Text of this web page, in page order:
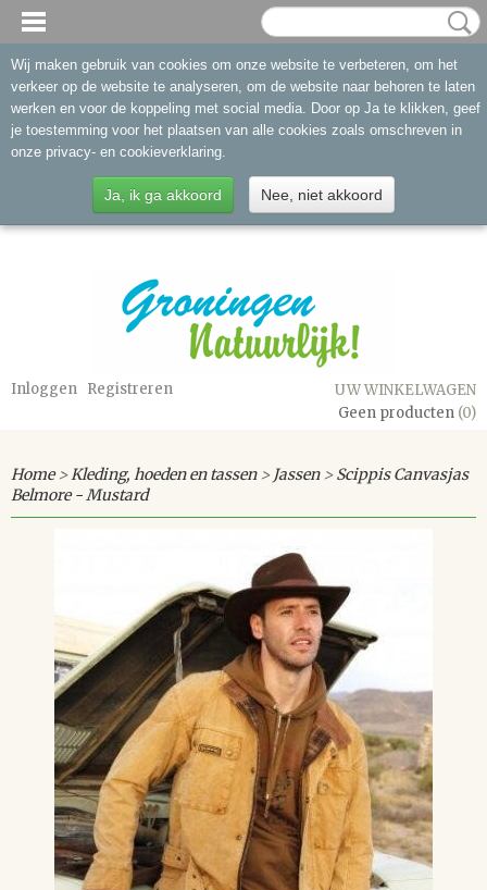
Inloggen Registreren
UW WINKELWAGEN
Geen producten (0)
Home>Kleding, hoeden en tassen>Jassen>Scippis Canvasjas
Belmore - Mustard
Wij maken gebruik van cookies om onze website te verbeteren, om het
verkeer op de website te analyseren, om de website naar behoren te laten
werken en voor de koppeling met social media. Door op Ja te klikken, geef
je toestemming voor het plaatsen van alle cookies zoals omschreven in
onze privacy- en cookieverklaring.
Ja, ik ga akkoord Nee, niet akkoord